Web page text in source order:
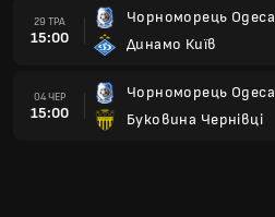
29 ТРА
15:00
Чорноморець Одеса
Динамо Київ
04 ЧЕР
15:00
Чорноморець Одеса
Буковина Чернівці